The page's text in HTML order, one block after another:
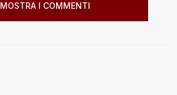
MOSTRA I COMMENTI